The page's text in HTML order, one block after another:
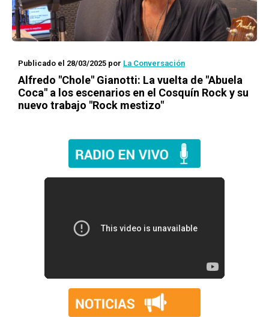
Publicado el 28/03/2025 por La Conversación
Alfredo "Chole" Gianotti: La vuelta de "Abuela
Coca" a los escenarios en el Cosquín Rock y su
nuevo trabajo "Rock mestizo"